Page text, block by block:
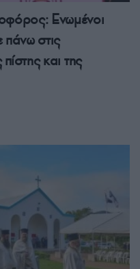
Ενωμένοι
στις
και της